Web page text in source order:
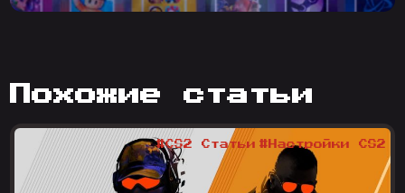
похожие статьи
#CS2 Статьи #Настройки CS2